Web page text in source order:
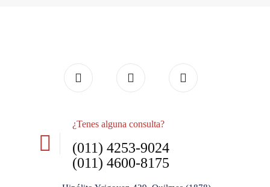
¿Tenes alguna consulta?
(011) 4253-9024
(011) 4600-8175